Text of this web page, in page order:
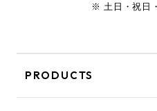
※ 土日・祝日
PRODUCTS